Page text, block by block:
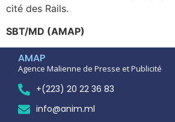
cité des Rails.
SBT/MD (AMAP)
AMAP
Agence Malienne de Presse et Publicité
+(223) 20 22 36 83
info@anim.ml